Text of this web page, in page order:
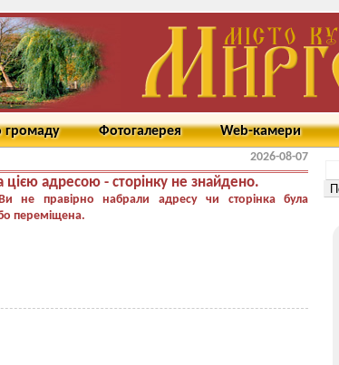
громаду Фотогалерея Web-камери
2026-08-07
цією адресою - сторінку не знайдено.
не правірно набрали адресу чи сторінка була
переміщена.